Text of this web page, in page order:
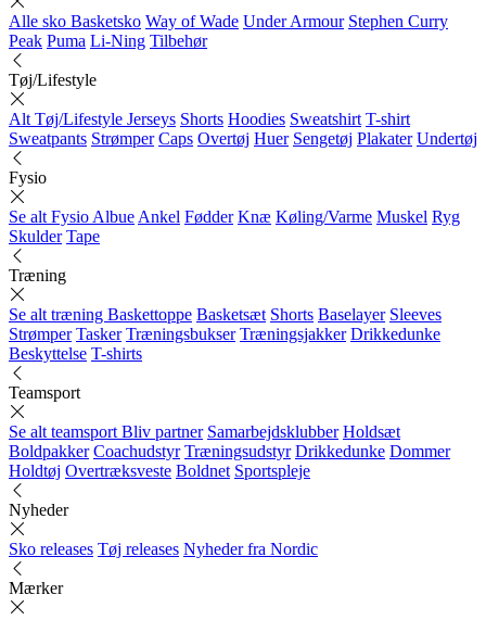
Alle sko Basketsko Way of Wade Under Armour Stephen Curry
Peak Puma Li-Ning Tilbehør
Tøj/Lifestyle
Alt Tøj/Lifestyle Jerseys Shorts Hoodies Sweatshirt T-shirt
Sweatpants Strømper Caps Overtøj Huer Sengetøj Plakater Undertøj
Fysio
Se alt Fysio Albue Ankel Fødder Knæ Køling/Varme Muskel Ryg
Skulder Tape
Træning
Se alt træning Baskettoppe Basketsæt Shorts Baselayer Sleeves
Strømper Tasker Træningsbukser Træningsjakker Drikkedunke
Beskyttelse T-shirts
Teamsport
Se alt teamsport Bliv partner Samarbejdsklubber Holdsæt
Boldpakker Coachudstyr Træningsudstyr Drikkedunke Dommer
Holdtøj Overtræksveste Boldnet Sportspleje
Nyheder
Sko releases Tøj releases Nyheder fra Nordic
Mærker